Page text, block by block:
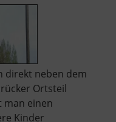
direkt neben dem
Ortsteil
einen
Kinder